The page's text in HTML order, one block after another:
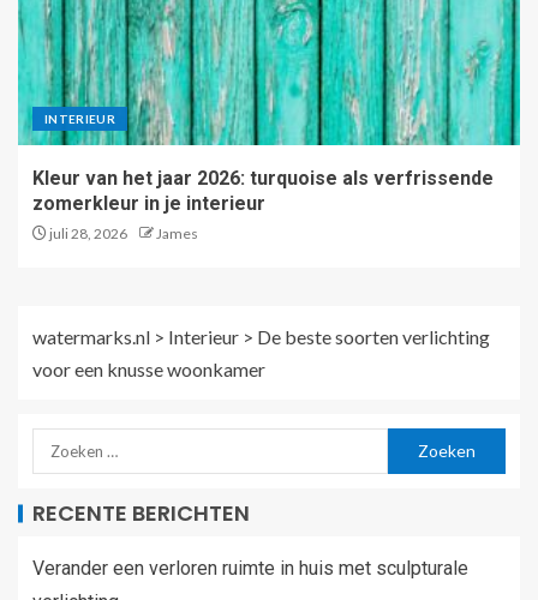
INTERIEUR
Kleur van het jaar 2026: turquoise als verfrissende
zomerkleur in je interieur
juli 28, 2026 James
watermarks.nl > Interieur > De beste soorten verlichting
voor een knusse woonkamer
RECENTE BERICHTEN
Verander een verloren ruimte in huis met sculpturale